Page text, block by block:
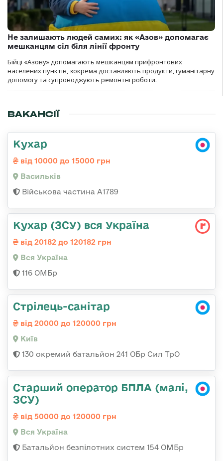
Не залишають людей самих: як «Азов» допомагає
мешканцям сіл біля лінії фронту
Бійці «Азову» допомагають мешканцям прифронтових
населених пунктів, зокрема доставляють продукти, гуманітарну
допомогу та супроводжують ремонтні роботи.
ВАКАНСІЇ
Кухар
від 10000 до 15000 грн
Васильків
Військова частина А1789
Кухар (ЗСУ) вся Україна
від 20182 до 120182 грн
Вся Україна
116 ОМБр
Стрілець-санітар
від 20000 до 120000 грн
Київ
130 окремий батальйон 241 ОБр Сил ТрО
Старший оператор БПЛА (малі,
ЗСУ)
від 50000 до 120000 грн
Вся Україна
Батальйон безпілотних систем 154 ОМБр